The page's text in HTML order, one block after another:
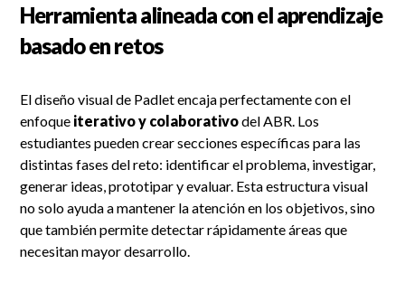
Herramienta alineada con el aprendizaje
basado en retos
El diseño visual de Padlet encaja perfectamente con el
enfoque iterativo y colaborativodel ABR. Los
estudiantes pueden crear secciones específicas para las
distintas fases del reto: identificar el problema, investigar,
generar ideas, prototipar y evaluar. Esta estructura visual
no solo ayuda a mantener la atención en los objetivos, sino
que también permite detectar rápidamente áreas que
necesitan mayor desarrollo.